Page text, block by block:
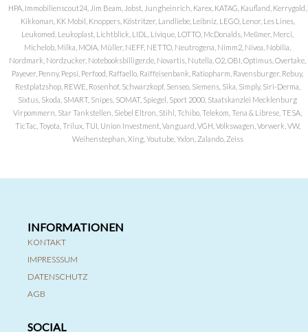
HPA, Immobilienscout24, Jim Beam, Jobst, Jungheinrich, Karex, KATAG, Kaufland, Kerrygold,
Kikkoman, KK Mobil, Knoppers, Köstritzer, Landliebe, Leibniz, LEGO, Lenor, Les Lines,
Leukomed, Leukoplast, Lichtblick, LIDL, Livique, LOTTO, McDonalds, Meßmer, Merci,
Michelob, Milka, MOIA, Müller, NEFF, NETTO, Neutrogena, Nimm2, Nivea, Nobilia,
Nordmark, Nordzucker, Notebooksbilliger.de, Novartis, Nutella, O2, OBI, Optimus, Overtake,
Payever, Penny, Pepsi, Perfood, Raffaello, Raiffeisenbank, Ratiopharm, Ravensburger, Rebuy,
Restplatzshop, REWE, Rosenhof, Schwarzkopf, Senseo, Siemens, Sika, Simply, Siri-Derma,
Sixtus, Skoda, SMART, Snipes, SOMAT, Spiegel, Sport 2000, Staatskanzlei Mecklenburg
Virpommern, Star Tankstellen, Siebel Eltron, Stihl, Tchibo, Telekom, Tena & Librese, TESA,
TicTac, Toyota, Trilux, TUI, Union Investment, Vanguard, VGH, Volkswagen, Vorwerk, VW,
Weihenstephan, Xing, Youtube, Yxlon, Zalando, Zeiss
INFORMATIONEN
KONTAKT
IMPRESSSUM
DATENSCHUTZ
AGB
SOCIAL